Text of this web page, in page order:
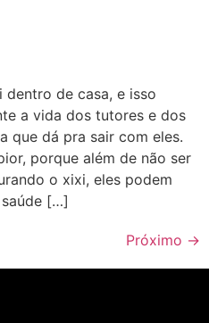
de casa, e isso
a vida dos tutores e dos
que dá pra sair com eles.
porque além de não ser
o xixi, eles podem
[…]
Próximo →